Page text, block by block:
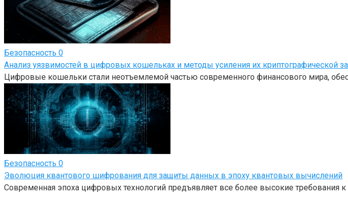
Безопасность 0
Анализ уязвимостей в цифровых кошельках и методы усиления их криптографической
Цифровые кошельки стали неотъемлемой частью современного финансового мира,
Безопасность 0
Эволюция квантового шифрования для защиты данных в эпоху квантовых вычислений
Современная эпоха цифровых технологий предъявляет все более высокие требования